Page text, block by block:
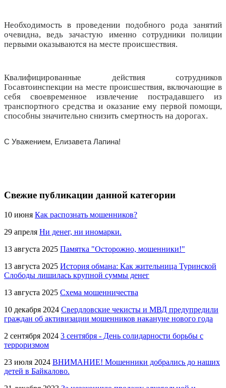
Необходимость в проведении подобного рода занятий
очевидна, ведь зачастую именно сотрудники полиции
первыми оказываются на месте происшествия.
Квалифицированные действия сотрудников
Госавтоинспекции на месте происшествия, включающие в
себя своевременное извлечение пострадавшего из
транспортного средства и оказание ему первой помощи,
способны значительно снизить смертность на дорогах.
С Уважением, Елизавета Лапина!
Свежие публикации данной категории
10 июня Как распознать мошенников?
29 апреля Ни денег, ни иномарки.
13 августа 2025 Памятка "Осторожно, мошенники!"
13 августа 2025 История обмана: Как жительница Туринской
Слободы лишилась крупной суммы денег
13 августа 2025 Схема мошенничества
10 декабря 2024 Свердловские чекисты и МВД предупредили
граждан об активизации мошенников накануне нового года
2 сентября 2024 3 сентября - День солидарности борьбы с
терроризмом
23 июля 2024 ВНИМАНИЕ! Мошенники добрались до наших
детей в Байкалово.